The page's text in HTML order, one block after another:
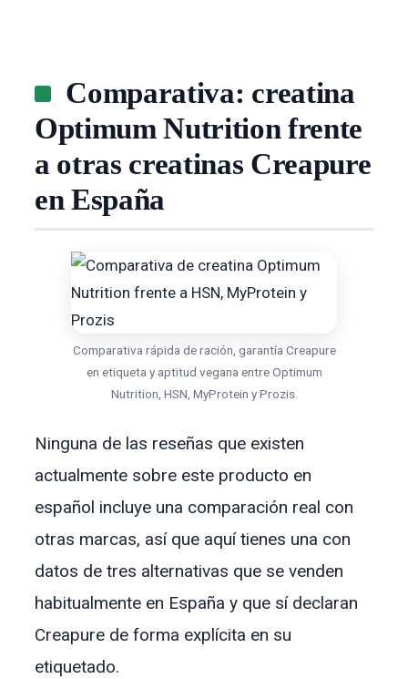
Comparativa: creatina
Optimum Nutrition frente
a otras creatinas Creapure
en España
Comparativa rápida de ración, garantía Creapure
en etiqueta y aptitud vegana entre Optimum
Nutrition, HSN, MyProtein y Prozis.
Ninguna de las reseñas que existen
actualmente sobre este producto en
español incluye una comparación real con
otras marcas, así que aquí tienes una con
datos de tres alternativas que se venden
habitualmente en España y que sí declaran
Creapure de forma explícita en su
etiquetado.